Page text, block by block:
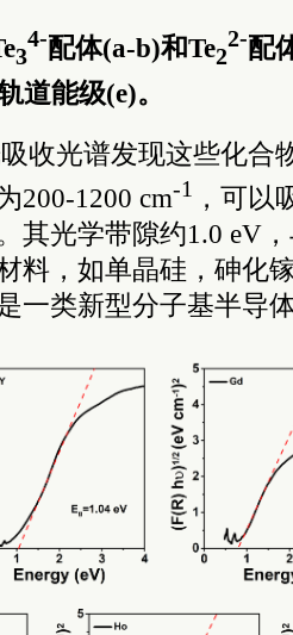
3
4-配体(a-b)和Te2
2-配
道能级(e)。
收光谱发现这些化合
200-1200 cm-1 ，可以
其光学带隙约1.0 eV
料，如单晶硅，砷化
一类新型分子基半导